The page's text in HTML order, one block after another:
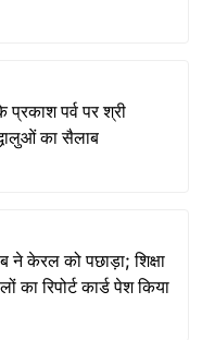
प्रकाश पर्व पर श्री
का सैलाब
ने केरल को पछाड़ा; शिक्षा
का रिपोर्ट कार्ड पेश किया